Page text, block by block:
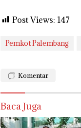
Post Views: 147
Pemkot Palembang
Komentar
Baca Juga